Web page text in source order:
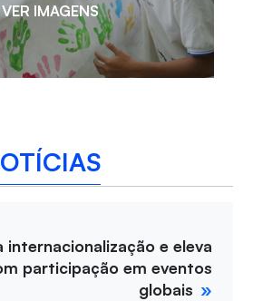
VER IMAGENS
e eleva
participação em eventos
globais